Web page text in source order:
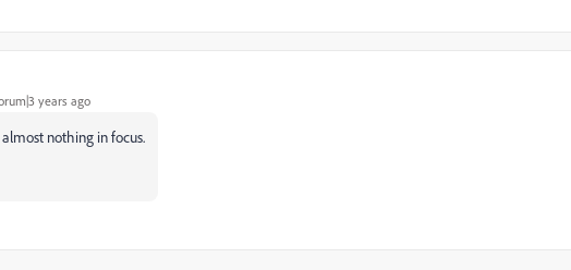
years ago
nothing in focus.